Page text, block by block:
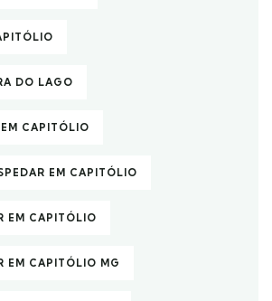
DO LAGO
CAPITÓLIO
EM CAPITÓLIO
EM CAPITÓLIO
EM CAPITÓLIO MG